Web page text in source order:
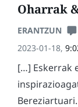
Oharrak
ERANTZUN
2023-01-18,
[…] Eskerrak